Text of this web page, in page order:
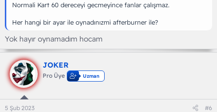
Normali Kart 60 dereceyi gecmeyince fanlar çalışmaz.
Her hangi bir ayar ile oynadınızmi afterburner ile?
Yok hayır oynamadım hocam
JOKER
Pro Üye Uzman
5 Şub 2023 #6